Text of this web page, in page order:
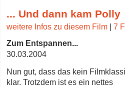
... Und dann kam Polly
weitere Infos zu diesem Film | 7
Zum Entspannen...
30.03.2004
Nun gut, dass das kein
klar. Trotzdem ist es ein nettes